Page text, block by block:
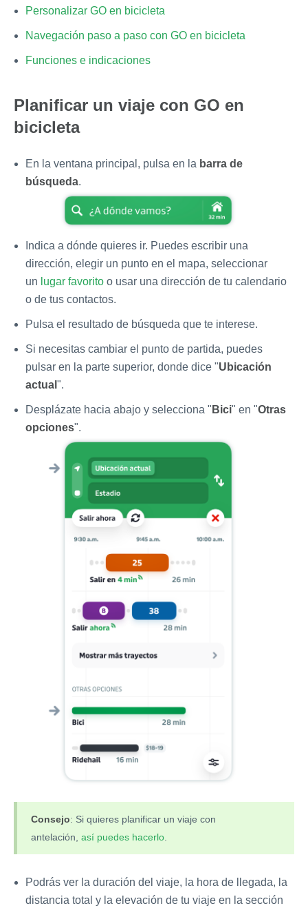
Personalizar GO en bicicleta
Navegación paso a paso con GO en bicicleta
Funciones e indicaciones
Planificar un viaje con GO en
bicicleta
En la ventana principal, pulsa en la barra de
búsqueda.
Indica a dónde quieres ir. Puedes escribir una
dirección, elegir un punto en el mapa, seleccionar
un lugar favorito o usar una dirección de tu calendario
o de tus contactos.
Pulsa el resultado de búsqueda que te interese.
Si necesitas cambiar el punto de partida, puedes
pulsar en la parte superior, donde dice "Ubicación
actual ".
Desplázate hacia abajo y selecciona " Bici" en "Otras
opciones".
Consejo: Si quieres planificar un viaje con
antelación, así puedes hacerlo
Podrás ver la duración del viaje, la hora de llegada, la
distancia total y la elevación de tu viaje en la sección